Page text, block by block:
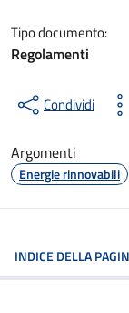
Tipo documento:
Regolamenti
Condividi
Argomenti
Energie rinnovabili
INDICE DELLA